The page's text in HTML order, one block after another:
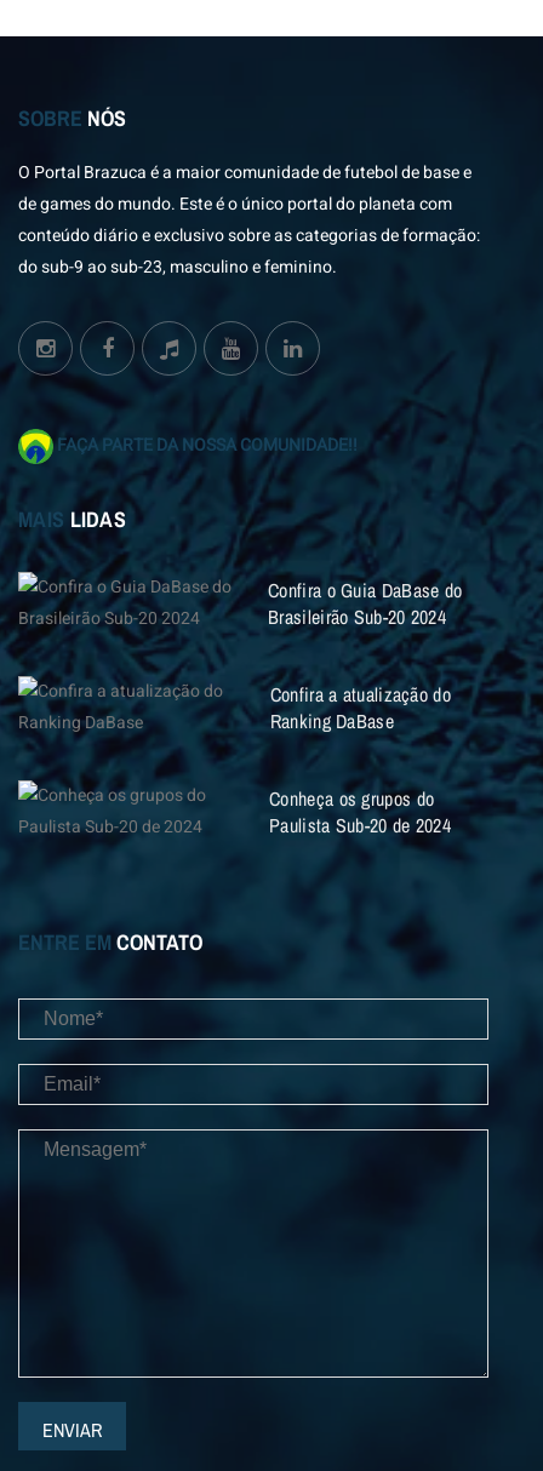
SOBRE NÓS
O Portal Brazuca é a maior comunidade de futebol de base e
de games do mundo. Este é o único portal do planeta com
conteúdo diário e exclusivo sobre as categorias de formação:
do sub-9 ao sub-23, masculino e feminino.
FAÇA PARTE DA NOSSA COMUNIDADE!!
MAIS LIDAS
Confira o Guia DaBase do
Brasileirão Sub-20 2024
Confira a atualização do
Ranking DaBase
Conheça os grupos do
Paulista Sub-20 de 2024
ENTRE EM CONTATO
ENVIAR